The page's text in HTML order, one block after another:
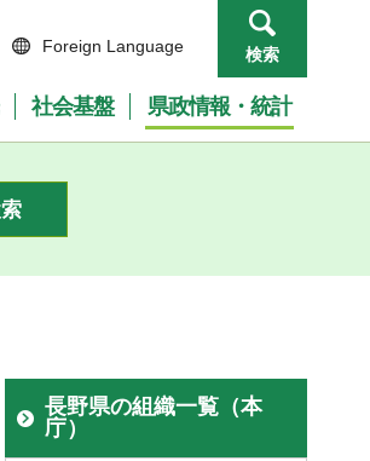
Foreign Language 検索
社会基盤 県政情報・統計
長野県の組織一覧（本
庁）